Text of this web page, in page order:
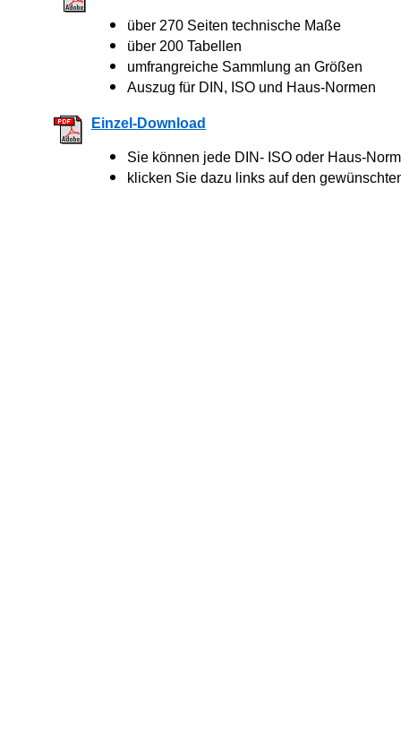
über 270 Seiten technische Maße
über 200 Tabellen
umfrangreiche Sammlung an Größen
Auszug für DIN, ISO und Haus-Normen
Einzel-Download
Sie können jede DIN- ISO oder Haus-
klicken Sie dazu links auf den